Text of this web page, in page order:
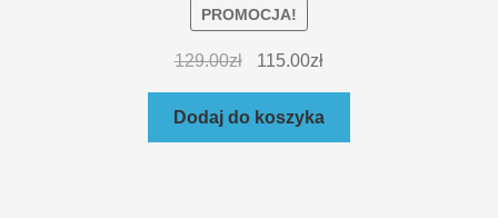
PROMOCJA!
129.00zł 115.00zł
Dodaj do koszyka